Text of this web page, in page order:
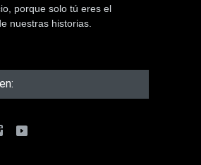
porque solo tú eres el
nuestras historias.